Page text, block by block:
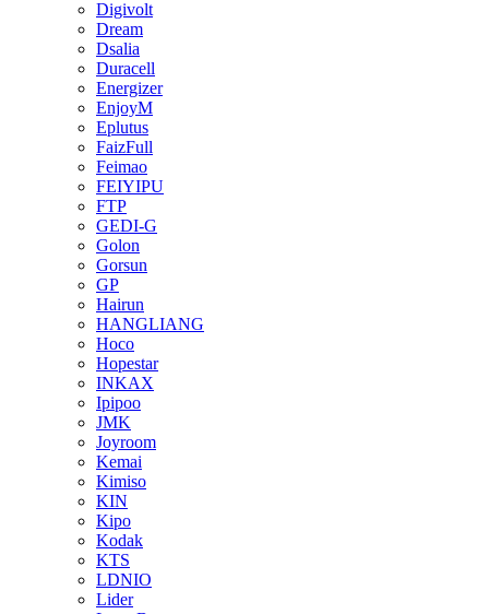
Digivolt
Dream
Dsalia
Duracell
Energizer
EnjoyM
Eplutus
FaizFull
Feimao
FEIYIPU
FTP
GEDI-G
Golon
Gorsun
GP
Hairun
HANGLIANG
Hoco
Hopestar
INKAX
Ipipoo
JMK
Joyroom
Kemai
Kimiso
KIN
Kipo
Kodak
KTS
LDNIO
Lider